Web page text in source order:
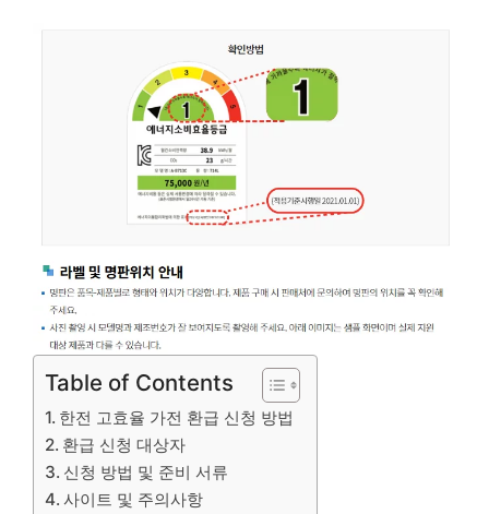
Table of Contents
한전 고효율 가전 환급 신청 방법
환급 신청 대상자
신청 방법 및 준비 서류
사이트 및 주의사항